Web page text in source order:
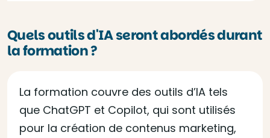
Quels outils d'IA seront abordés durant
la formation ?
La formation couvre des outils d’IA tels
que ChatGPT et Copilot, qui sont utilisés
pour la création de contenus marketing,